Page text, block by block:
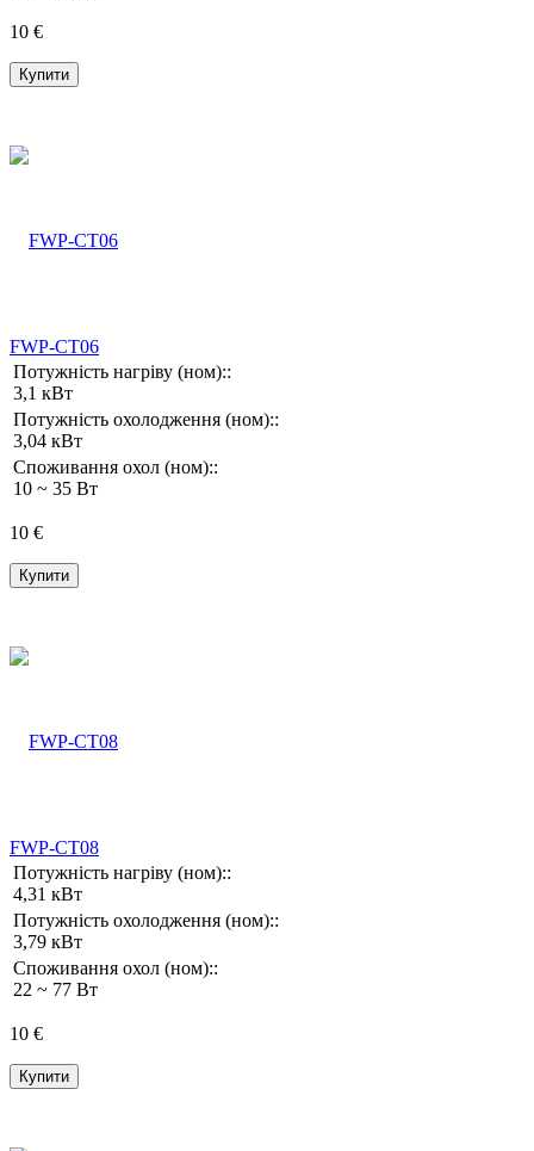
10 €
Купити
FWP-CT06
Потужність нагріву (ном)::
3,1 кВт
Потужність охолодження (ном)::
3,04 кВт
Споживання охол (ном)::
10 ~ 35 Вт
10 €
Купити
FWP-CT08
Потужність нагріву (ном)::
4,31 кВт
Потужність охолодження (ном)::
3,79 кВт
Споживання охол (ном)::
22 ~ 77 Вт
10 €
Купити